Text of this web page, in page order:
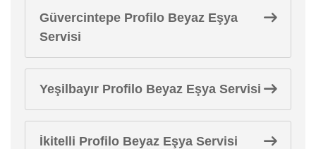
Güvercintepe Profilo Beyaz Eşya
Servisi
Yeşilbayır Profilo Beyaz Eşya Servisi
İkitelli Profilo Beyaz Eşya Servisi